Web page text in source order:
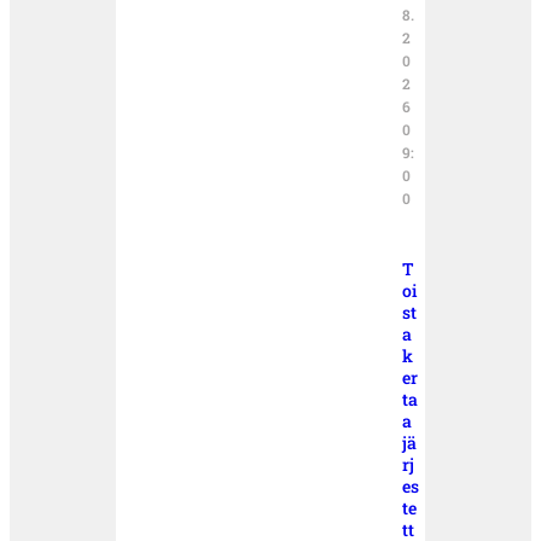
8.
2
0
2
6
0
9:
0
0
T
oi
st
a
k
er
ta
a
jä
rj
es
te
tt